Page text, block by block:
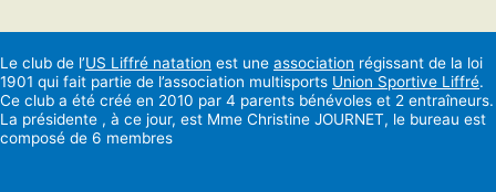
Le club de l’US Liffré natation est une association régissant de la loi
1901 qui fait partie de l’association multisports Union Sportive Liffré.
Ce club a été créé en 2010 par 4 parents bénévoles et 2 entraîneurs.
La présidente , à ce jour, est Mme Christine JOURNET, le bureau est
composé de 6 membres